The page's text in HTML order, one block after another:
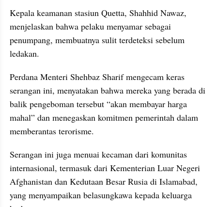
Kepala keamanan stasiun Quetta, Shahhid Nawaz,
menjelaskan bahwa pelaku menyamar sebagai
penumpang, membuatnya sulit terdeteksi sebelum
ledakan.
Perdana Menteri Shehbaz Sharif mengecam keras
serangan ini, menyatakan bahwa mereka yang berada di
balik pengeboman tersebut “akan membayar harga
mahal” dan menegaskan komitmen pemerintah dalam
memberantas terorisme.
Serangan ini juga menuai kecaman dari komunitas
internasional, termasuk dari Kementerian Luar Negeri
Afghanistan dan Kedutaan Besar Rusia di Islamabad,
yang menyampaikan belasungkawa kepada keluarga